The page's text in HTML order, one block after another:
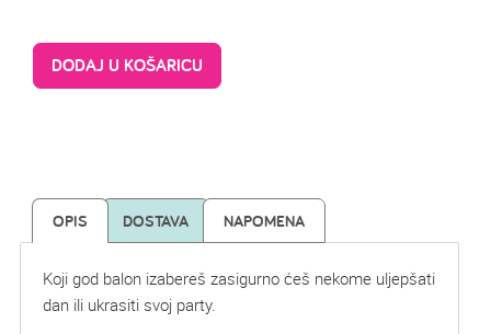
DODAJ U KOŠARICU
OPIS DOSTAVA NAPOMENA
Koji god balon izabereš zasigurno ćeš nekome uljepšati
dan ili ukrasiti svoj party.